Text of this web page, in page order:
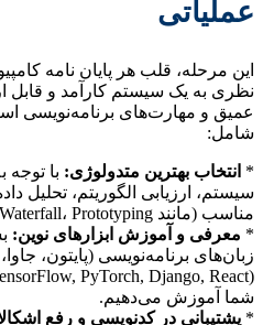
عملیاتی
این مرحله، قلب هر پایان نامه
نظری به یک سیستم کارآمد و قابل
عمیق و مهارت‌های برنامه‌نویسی
شامل:
* انتخاب بهترین متدولوژی: با
سیستم، ارزیابی الگوریتم، تحلیل
مناسب (مانند Agile، Waterfall، Prototyping) راهنمایی می‌دهیم.
* معرفی و آموزش ابزارهای نوین:
شما آموزش می‌دهیم.
* پشتیبانی در کدنویسی و رفع